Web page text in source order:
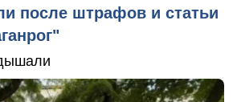
после штрафов и статьи